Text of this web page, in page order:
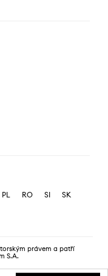
PL RO SI
SK
právem a patří
S.A.